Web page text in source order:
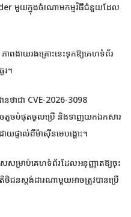
មួយក្នុងចំណោមកម្មវិធីជំនួយដែល
ពងាយរងគ្រោះនេះទុកឱ្យគេហទំព័រ
រ។
ថាជា CVE-2026-3098
ចតួចបំផុតចូលប្រើ និងទាញយកឯកសារ
យផ្ទាល់ពីម៉ាស៊ីនមេបង្ហោះ។
សសម្រាប់គេហទំព័រដែលអនុញ្ញាតឱ្យចុះ
ជនស្តង់ដារណាមួយអាចត្រូវបានប្រើ